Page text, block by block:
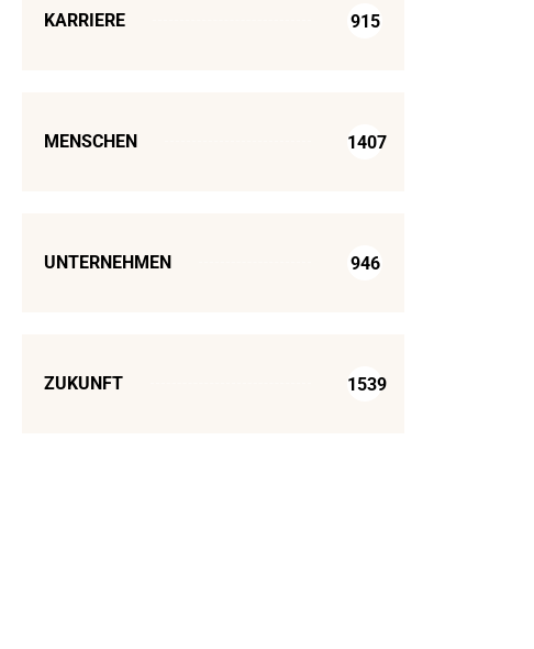
KARRIERE 915
MENSCHEN 1407
UNTERNEHMEN 946
ZUKUNFT 1539